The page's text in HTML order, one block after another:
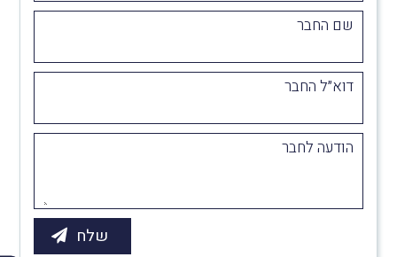
שם החבר
דוא״ל החבר
הודעה לחבר